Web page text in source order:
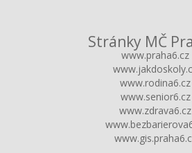
Stránky MČ
www.praha6.cz
www.rodina6.cz
www.senior6.cz
www.zdrava6.cz